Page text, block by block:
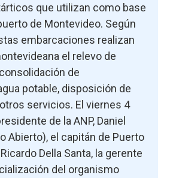
que utilizan como base
de Montevideo. Según
embarcaciones realizan
el relevo de
de
potable, disposición de
servicios. El viernes 4
de la ANP, Daniel
Abierto), el capitán de Puerto
Della Santa, la gerente
del organismo